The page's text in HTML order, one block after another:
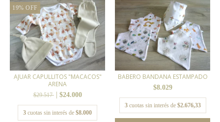
19% OFF
AJUAR CAPULLITOS "MACACOS"
ARENA
$29.517 $24.000
3 cuotas sin interés de $8.000
BABERO BANDANA ESTAMPADO
$8.029
3 cuotas sin interés de $2.676,33